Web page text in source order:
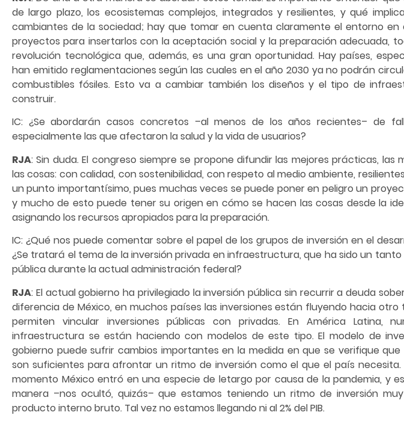
de largo plazo, los ecosistemas complejos, integrados y resilientes, y qué
cambiantes de la sociedad; hay que tomar en cuenta claramente el entorno en
proyectos para insertarlos con la aceptación social y la preparación adecuada,
revolución tecnológica que, además, es una gran oportunidad. Hay países,
han emitido reglamentaciones según las cuales en el año 2030 ya no podrán
combustibles fósiles. Esto va a cambiar también los diseños y el tipo de
construir.
IC: ¿Se abordarán casos concretos –al menos de los años recientes– de
especialmente las que afectaron la salud y la vida de usuarios?
RJA: Sin duda. El congreso siempre se propone difundir las mejores prácticas, las
las cosas: con calidad, con sostenibilidad, con respeto al medio ambiente,
un punto importantísimo, pues muchas veces se puede poner en peligro un
y mucho de esto puede tener su origen en cómo se hacen las cosas desde la
asignando los recursos apropiados para la preparación.
IC: ¿Qué nos puede comentar sobre el papel de los grupos de inversión en el
¿Se tratará el tema de la inversión privada en infraestructura, que ha sido un
pública durante la actual administración federal?
RJA: El actual gobierno ha privilegiado la inversión pública sin recurrir a deuda
diferencia de México, en muchos países las inversiones están fluyendo hacia otro
permiten vincular inversiones públicas con privadas. En América Latina,
infraestructura se están haciendo con modelos de este tipo. El modelo de
gobierno puede sufrir cambios importantes en la medida en que se verifique que
son suficientes para afrontar un ritmo de inversión como el que el país necesita.
momento México entró en una especie de letargo por causa de la pandemia, y
manera –nos ocultó, quizás– que estamos teniendo un ritmo de inversión
producto interno bruto. Tal vez no estamos llegando ni al 2% del PIB.